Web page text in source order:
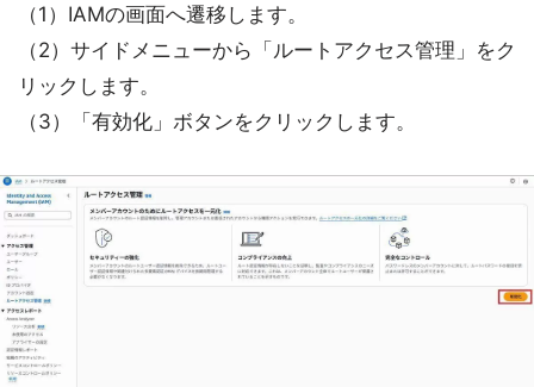
（1）IAMの画面へ遷移します。
（2）サイドメニューから「ルートアクセス管理」をク
リックします。
（3）「有効化」ボタンをクリックします。